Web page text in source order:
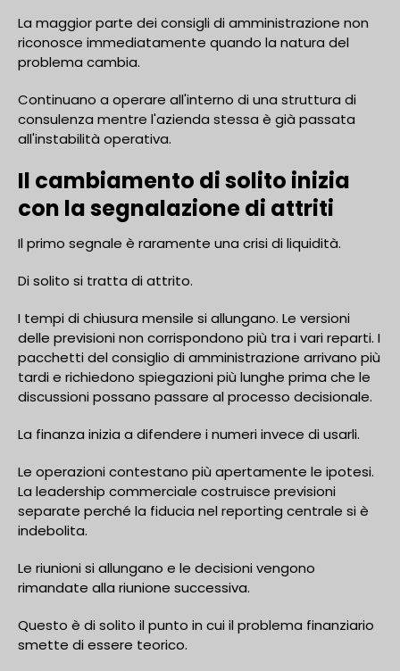
La maggior parte dei consigli di amministrazione non
riconosce immediatamente quando la natura del
problema cambia.
Continuano a operare all'interno di una struttura di
consulenza mentre l'azienda stessa è già passata
all'instabilità operativa.
Il cambiamento di solito inizia
con la segnalazione di attriti
Il primo segnale è raramente una crisi di liquidità.
Di solito si tratta di attrito.
I tempi di chiusura mensile si allungano. Le versioni
delle previsioni non corrispondono più tra i vari reparti. I
pacchetti del consiglio di amministrazione arrivano più
tardi e richiedono spiegazioni più lunghe prima che le
discussioni possano passare al processo decisionale.
La finanza inizia a difendere i numeri invece di usarli.
Le operazioni contestano più apertamente le ipotesi.
La leadership commerciale costruisce previsioni
separate perché la fiducia nel reporting centrale si è
indebolita.
Le riunioni si allungano e le decisioni vengono
rimandate alla riunione successiva.
Questo è di solito il punto in cui il problema finanziario
smette di essere teorico.